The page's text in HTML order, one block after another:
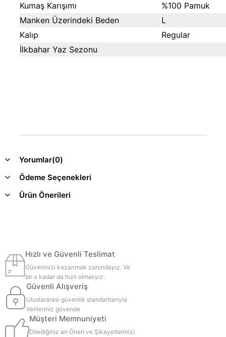
Kumaş Karışımı
%100 Pamuk
Manken Üzerindeki Beden
L
Kalıp
Regular
İlkbahar Yaz Sezonu
Yorumlar(0)
Ödeme Seçenekleri
Ürün Önerileri
Hızlı ve Güvenli Teslimat
Güveninizi kazanmak zorundayız. Ve
bir o kadar da hızlı olmalıyız.
Güvenli Alışveriş
Uluslararası güvenlik standartlarıyla
Verileriniz güvende
Müşteri Memnuniyeti
Dilediğiniz an Öneri ve Şikayetlerinizi